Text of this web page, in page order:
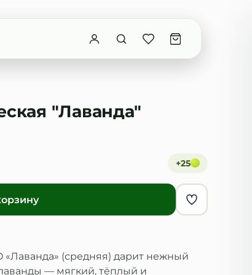
"Лаванда"
+25
«Лаванда» (средняя) дарит нежный
— мягкий, тёплый и